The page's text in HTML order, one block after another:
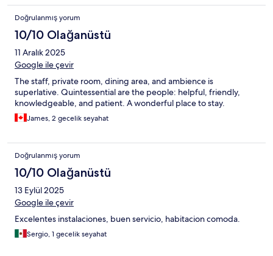
Doğrulanmış yorum
10/10 Olağanüstü
11 Aralık 2025
Google ile çevir
The staff, private room, dining area, and ambience is
superlative. Quintessential are the people: helpful, friendly,
knowledgeable, and patient. A wonderful place to stay.
James, 2 gecelik seyahat
Doğrulanmış yorum
10/10 Olağanüstü
13 Eylül 2025
Google ile çevir
Excelentes instalaciones, buen servicio, habitacion comoda.
Sergio, 1 gecelik seyahat